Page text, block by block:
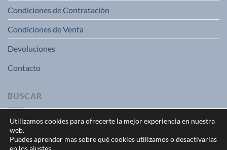
Condiciones de Contratación
Condiciones de Venta
Devoluciones
Contacto
BUSCAR
Utilizamos cookies para ofrecerte la mejor experiencia en nuestra
web.
Puedes aprender mas sobre qué cookies utilizamos o desactivarlas
en los ajustes.